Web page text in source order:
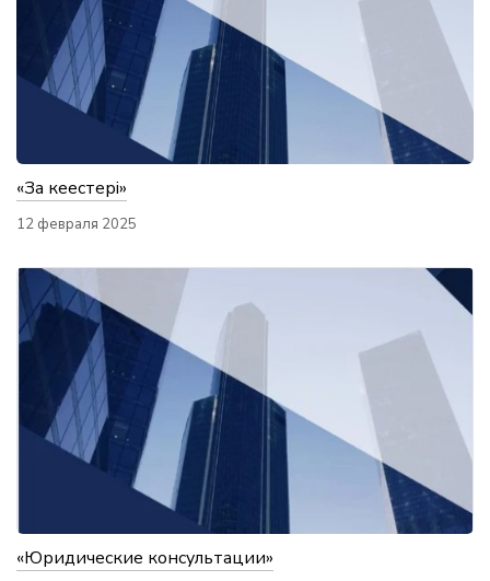
«Заң кеңестері»
12 февраля 2025
«Юридические консультации»